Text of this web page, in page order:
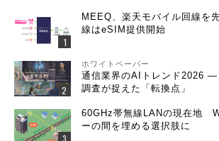
MEEQ、楽天モバイル回線を
線はeSIM提供開始
ホワイトペーパー
通信業界のAIトレンド2026
調査が捉えた「転換点」
60GHz帯無線LANの現在地
ーの間を埋める選択肢に